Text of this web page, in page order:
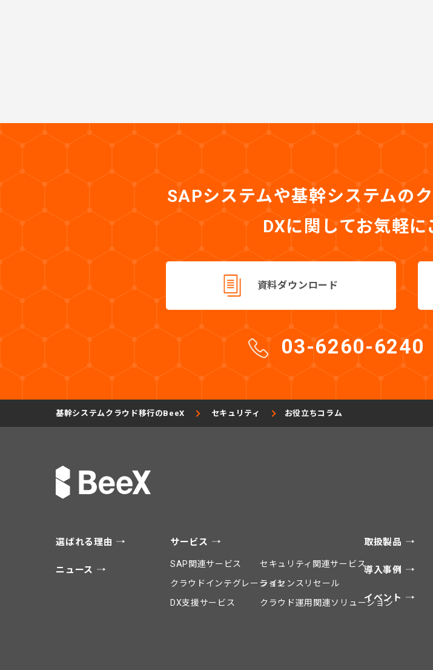
SAPシステムや基幹システムの
DXに関してお気軽に
資料ダウンロード
03-6260-6240
基幹システムクラウド移行のBeeX セキュリティ お役立ちコラム
選ばれる理由
ニュース
サービス
SAP関連サービス
セキュリティ関連サービス
クラウドインテグレーションライセンスリセール
DX支援サービス
クラウド運用関連ソリューション
取扱製品
導入事例
イベント